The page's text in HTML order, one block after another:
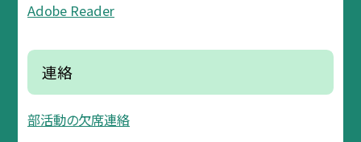
Adobe Reader
連絡
部活動の欠席連絡